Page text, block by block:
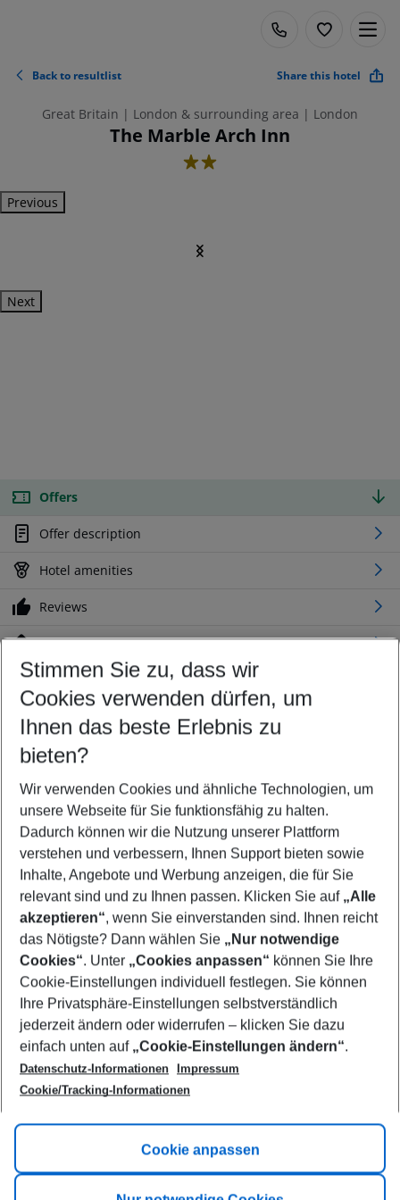
Back to resultlist Share this hotel
Great Britain | London & surrounding area | London
The Marble Arch Inn
2
Previous
Next
Offers
Offer description
Hotel amenities
Reviews
Location
Customize your offer
Find the perfect deal which suits your best
Your departure airport
Any airport
Select your date range
09/08/26–07/08/27 5-8 nights
Who will travel
2 adults No children
Show more filter
Footer
Footer navigation
Title A
Link A
Stimmen Sie zu, dass wir
Cookies verwenden dürfen, um
Ihnen das beste Erlebnis zu
bieten?
Wir verwenden Cookies und ähnliche Technologien, um
unsere Webseite für Sie funktionsfähig zu halten.
Dadurch können wir die Nutzung unserer Plattform
verstehen und verbessern, Ihnen Support bieten sowie
Inhalte, Angebote und Werbung anzeigen, die für Sie
relevant sind und zu Ihnen passen. Klicken Sie auf „Alle
akzeptieren“, wenn Sie einverstanden sind. Ihnen reicht
das Nötigste? Dann wählen Sie „Nur notwendige
Cookies“. Unter „Cookies anpassen“ können Sie Ihre
Cookie-Einstellungen individuell festlegen. Sie können
Ihre Privatsphäre-Einstellungen selbstverständlich
jederzeit ändern oder widerrufen – klicken Sie dazu
einfach unten auf „Cookie-Einstellungen ändern“.
Datenschutz-Informationen
Impressum
Cookie/Tracking-Informationen
Cookie anpassen